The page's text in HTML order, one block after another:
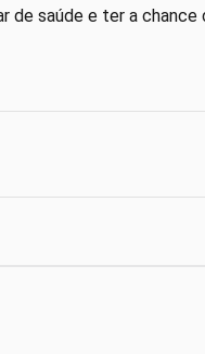
de saúde e ter a